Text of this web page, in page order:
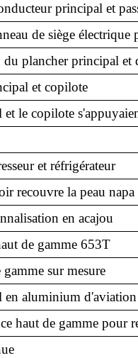
principal et
de siège
du plancher principal et
et copilote
le copilote
et réfrigérateur
recouvre la peau napa
en acajou
de gamme 653T
sur mesure
en aluminium d'aviation
haut de gamme pour